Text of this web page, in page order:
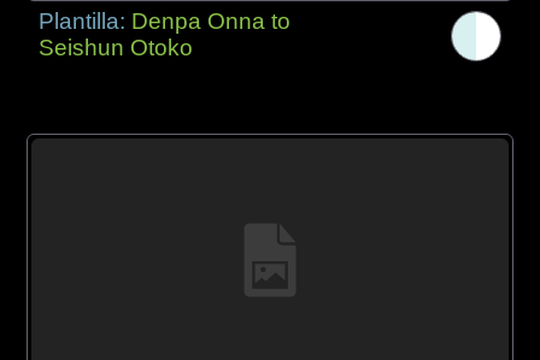
Plantilla: Denpa Onna to
Seishun Otoko